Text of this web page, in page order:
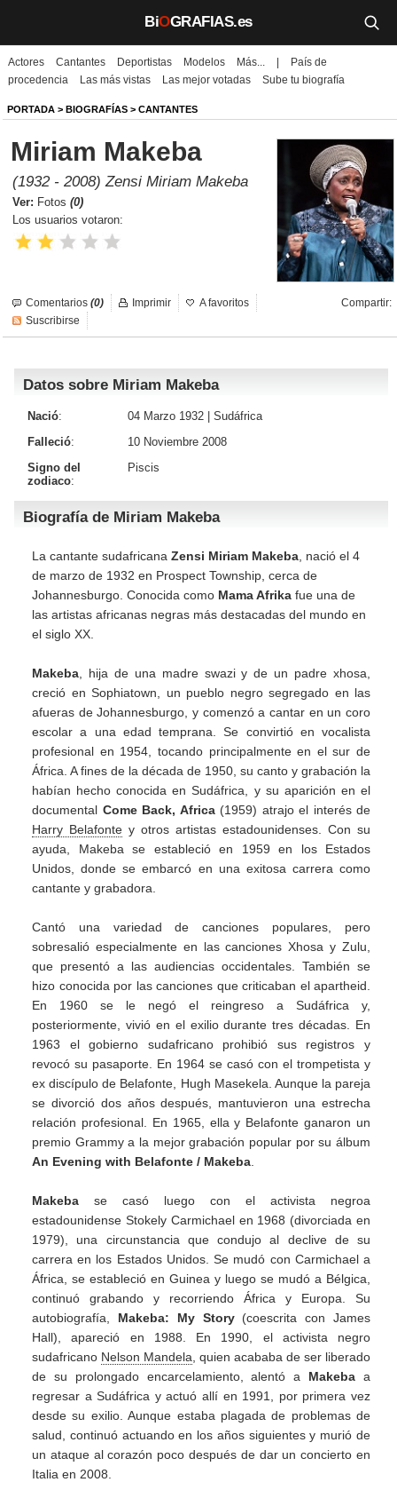
BiOGRAFIAS.es
Biografías
Películas
TV
Música
Un día como hoy
Galerías
Iniciar sesión
Actores Cantantes Deportistas Modelos Más...
País de
procedencia
Las más vistas Las mejor votadas Sube tu biografía
PORTADA > BIOGRAFÍAS > CANTANTES
Miriam Makeba
(1932 - 2008) Zensi Miriam Makeba
Ver: Fotos (0)
Los usuarios votaron:
Comentarios (0) Compartir:
Imprimir
A favoritos
Suscribirse
Datos sobre Miriam Makeba
Nació: 04 Marzo 1932 | Sudáfrica
Falleció:
10 Noviembre 2008
Signo del
zodiaco:
Piscis
Biografía de Miriam Makeba
La cantante sudafricana Zensi Miriam Makeba , nació el 4
de marzo de 1932 en Prospect Township, cerca de
Johannesburgo. Conocida como Mama Afrika fue una de
las artistas africanas negras más destacadas del mundo en
el siglo XX.
Makeba , hija de una madre swazi y de un padre xhosa,
creció en Sophiatown, un pueblo negro segregado en las
afueras de Johannesburgo, y comenzó a cantar en un coro
escolar a una edad temprana. Se convirtió en vocalista
profesional en 1954, tocando principalmente en el sur de
África. A fines de la década de 1950, su canto y grabación la
habían hecho conocida en Sudáfrica, y su aparición en el
documental Come Back, Africa (1959) atrajo el interés de
Harry Belafonte y otros artistas estadounidenses. Con su
ayuda, Makeba se estableció en 1959 en los Estados
Unidos, donde se embarcó en una exitosa carrera como
cantante y grabadora.
Cantó una variedad de canciones populares, pero
sobresalió especialmente en las canciones Xhosa y Zulu,
que presentó a las audiencias occidentales. También se
hizo conocida por las canciones que criticaban el apartheid.
En 1960 se le negó el reingreso a Sudáfrica y,
posteriormente, vivió en el exilio durante tres décadas. En
1963 el gobierno sudafricano prohibió sus registros y
revocó su pasaporte. En 1964 se casó con el trompetista y
ex discípulo de Belafonte, Hugh Masekela. Aunque la pareja
se divorció dos años después, mantuvieron una estrecha
relación profesional. En 1965, ella y Belafonte ganaron un
premio Grammy a la mejor grabación popular por su álbum
An Evening with Belafonte / Makeba
Makeba se casó luego con el activista negroa
estadounidense Stokely Carmichael en 1968 (divorciada en
1979), una circunstancia que condujo al declive de su
carrera en los Estados Unidos. Se mudó con Carmichael a
África, se estableció en Guinea y luego se mudó a Bélgica,
continuó grabando y recorriendo África y Europa. Su
autobiografía, Makeba: My Story (coescrita con James
Hall), apareció en 1988. En 1990, el activista negro
sudafricano Nelson Mandela , quien acababa de ser liberado
de su prolongado encarcelamiento, alentó a Makebaa
regresar a Sudáfrica y actuó allí en 1991, por primera vez
desde su exilio. Aunque estaba plagada de problemas de
salud, continuó actuando en los años siguientes y murió de
un ataque al corazón poco después de dar un concierto en
Italia en 2008.